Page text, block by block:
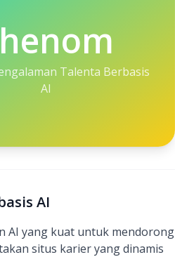
Talenta Berbasis
AI
AI
AI yang kuat untuk mendorong
situs karier yang dinamis